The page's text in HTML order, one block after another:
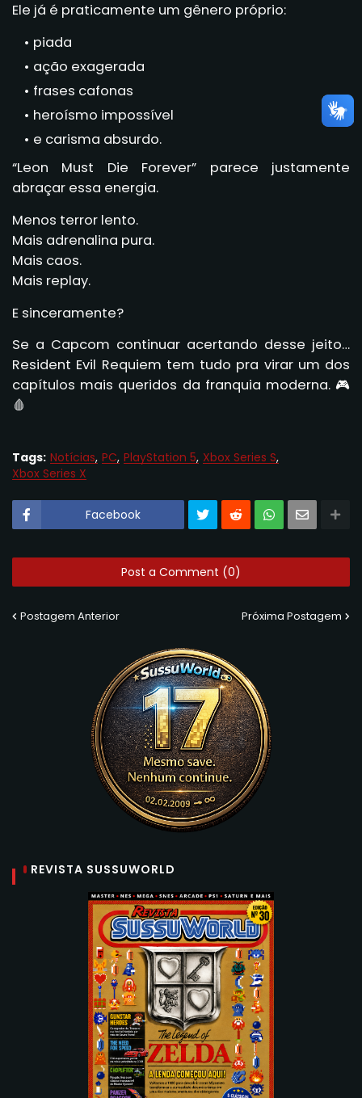
Ele já é praticamente um gênero próprio:
piada
ação exagerada
frases cafonas
heroísmo impossível
e carisma absurdo.
“Leon Must Die Forever” parece justamente
abraçar essa energia.
Menos terror lento.
Mais adrenalina pura.
Mais caos.
Mais replay.
E sinceramente?
Se a Capcom continuar acertando desse jeito…
Resident Evil Requiem tem tudo pra virar um dos
capítulos mais queridos da franquia moderna. 🎮
🩸
Tags: Notícias PC PlayStation 5 Xbox Series S
Xbox Series X
Facebook
Post a Comment (0)
Postagem Anterior Próxima Postagem
REVISTA SUSSUWORLD